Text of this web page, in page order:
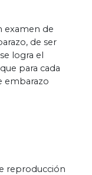
examen de
de ser
logra el
para cada
embarazo
reproducción